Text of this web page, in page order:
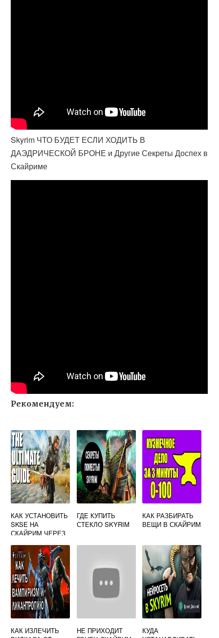
Skyrim ЧТО БУДЕТ ЕСЛИ ХОДИТЬ В
ДАЭДРИЧЕСКОЙ БРОНЕ и Другие Секреты Доспех в
Скайриме
Рекомендуем:
КАК УСТАНОВИТЬ
SKSE НА
СКАЙРИМ ЧЕРЕЗ
ГДЕ КУПИТЬ
СТЕКЛО SKYRIM
КАК РАЗБИРАТЬ
ВЕЩИ В СКАЙРИМ
КАК ИЗЛЕЧИТЬ
НЕ ПРИХОДИТ
КУДА